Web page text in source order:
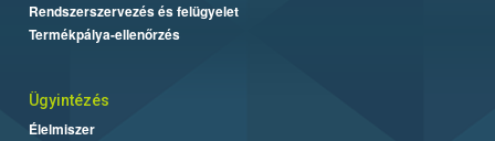
Rendszerszervezés és felügyelet
Termékpálya-ellenőrzés
Ügyintézés
Élelmiszer